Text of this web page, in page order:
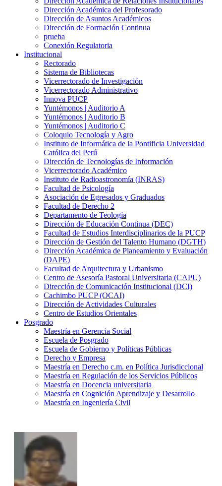
Dirección Académica del Profesorado
Dirección de Asuntos Académicos
Dirección de Formación Continua
prueba
Conexión Regulatoria
Institucional
Rectorado
Sistema de Bibliotecas
Vicerrectorado de Investigación
Vicerrectorado Administrativo
Innova PUCP
Yuntémonos | Auditorio A
Yuntémonos | Auditorio B
Yuntémonos | Auditorio C
Coloquio Tecnología y Agro
Instituto de Informática de la Pontificia Universidad
Católica del Perú
Dirección de Tecnologías de Información
Vicerrectorado Académico
Instituto de Radioastronomía (INRAS)
Facultad de Psicología
Asociación de Egresados y Graduados
Facultad de Derecho 2
Departamento de Teología
Dirección de Educación Continua (DEC)
Facultad de Estudios Interdisciplinarios de la PUCP
Dirección de Gestión del Talento Humano (DGTH)
Dirección Académica de Planeamiento y Evaluación
(DAPE)
Facultad de Arquitectura y Urbanismo
Centro de Asesoría Pastoral Universitaria (CAPU)
Dirección de Comunicación Institucional (DCI)
Cachimbo PUCP (OCAI)
Dirección de Actividades Culturales
Centro de Estudios Orientales
Posgrado
Maestría en Gerencia Social
Escuela de Posgrado
Escuela de Gobierno y Políticas Públicas
Derecho y Empresa
Maestría en Derecho c.m. en Política Jurisdiccional
Maestría en Regulación de los Servicios Públicos
Maestría en Docencia universitaria
Maestría en Cognición Aprendizaje y Desarrollo
Maestría en Ingeniería Civil